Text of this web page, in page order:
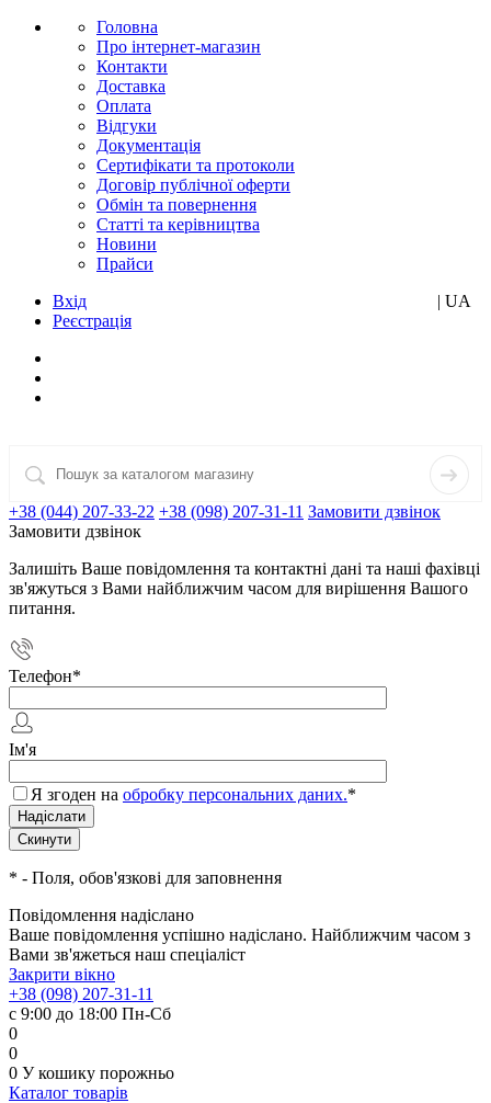
Головна
Про інтернет-магазин
Контакти
Доставка
Оплата
Відгуки
Документація
Сертифікати та протоколи
Договір публічної оферти
Обмін та повернення
Статті та керівництва
Новини
Прайси
| UA
Вхід
Реєстрація
+38 (044) 207-33-22 +38 (098) 207-31-11 Замовити дзвінок
Замовити дзвінок
Залишіть Ваше повідомлення та контактні дані та наші фахівці
зв'яжуться з Вами найближчим часом для вирішення Вашого
питання.
Телефон*
Ім'я
Я згоден на обробку персональних даних.*
* - Поля, обов'язкові для заповнення
Повідомлення надіслано
Ваше повідомлення успішно надіслано. Найближчим часом з
Вами зв'яжеться наш спеціаліст
Закрити вікно
+38 (098) 207-31-11
с 9:00 до 18:00 Пн-Сб
0
0
0 У кошику порожньо
Каталог товарів